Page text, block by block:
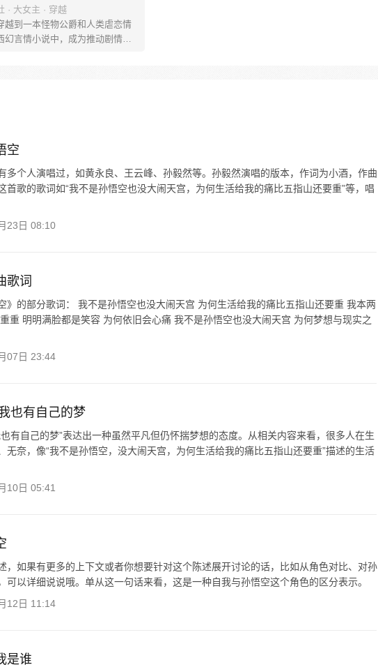
· 大女主 · 穿越
越到一本怪物公爵和人类虐恋情
幻言情小说中，成为推动剧情的
实现了暴富，摇身变成帝国大
闻，各位大佬都拜倒在她裙下，
儿能否逃离阿格斯的魔
空
多个人演唱过，如黄永良、王云峰、孙毅然等。孙毅然演唱的版本，作词为小酒，作曲
首歌的歌词如“我不是孙悟空也没大闹天宫，为何生活给我的痛比五指山还要重”等，唱
23日 08:10
歌词
》的部分歌词： 我不是孙悟空也没大闹天宫 为何生活给我的痛比五指山还要重 我本两
重 明明满脸都是笑容 为何依旧会心痛 我不是孙悟空也没大闹天宫 为何梦想与现实之
07日 23:44
也有自己的梦
有自己的梦”表达出一种虽然平凡但仍怀揣梦想的态度。从相关内容来看，很多人在生
无奈，像“我不是孙悟空，没大闹天宫，为何生活给我的痛比五指山还要重”描述的生活
10日 05:41
，如果有更多的上下文或者你想要针对这个陈述展开讨论的话，比如从角色对比、对孙
可以详细说说哦。单从这一句话来看，这是一种自我与孙悟空这个角色的区分表示。
12日 11:14
是谁